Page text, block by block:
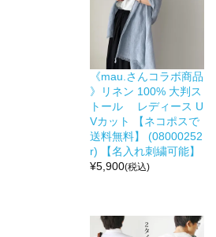
《mau.さんコラボ商品
》リネン 100% 大判ス
トール レディース U
Vカット 【ネコポスで
送料無料】 (08000252
r) 【名入れ刺繍可能】
¥5,900(税込)